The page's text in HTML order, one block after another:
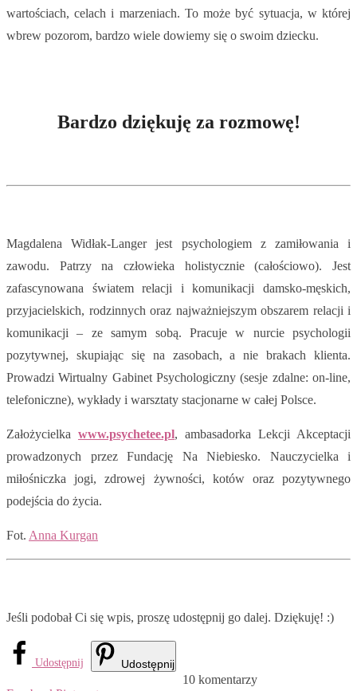
wartościach, celach i marzeniach. To może być sytuacja, w której
wbrew pozorom, bardzo wiele dowiemy się o swoim dziecku.
Bardzo dziękuję za rozmowę!
Magdalena Widłak-Langer jest psychologiem z zamiłowania i
zawodu. Patrzy na człowieka holistycznie (całościowo). Jest
zafascynowana światem relacji i komunikacji damsko-męskich,
przyjacielskich, rodzinnych oraz najważniejszym obszarem relacji i
komunikacji – ze samym sobą. Pracuje w nurcie psychologii
pozytywnej, skupiając się na zasobach, a nie brakach klienta.
Prowadzi Wirtualny Gabinet Psychologiczny (sesje zdalne: on-line,
telefoniczne), wykłady i warsztaty stacjonarne w całej Polsce.
Założycielka www.psychetee.pl, ambasadorka Lekcji Akceptacji
prowadzonych przez Fundację Na Niebiesko. Nauczycielka i
miłośniczka jogi, zdrowej żywności, kotów oraz pozytywnego
podejścia do życia.
Fot. Anna Kurgan
Jeśli podobał Ci się wpis, proszę udostępnij go dalej. Dziękuję! :)
Udostępnij Udostępnij
10 komentarzy